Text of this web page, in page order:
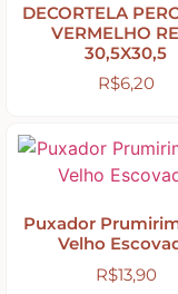
Auxiliares
Acabamentos
Pátinas
Base para
DECORTELA
VERMELHO
30,5X30,5
R$6,20
Puxador
Velho
R$13,90